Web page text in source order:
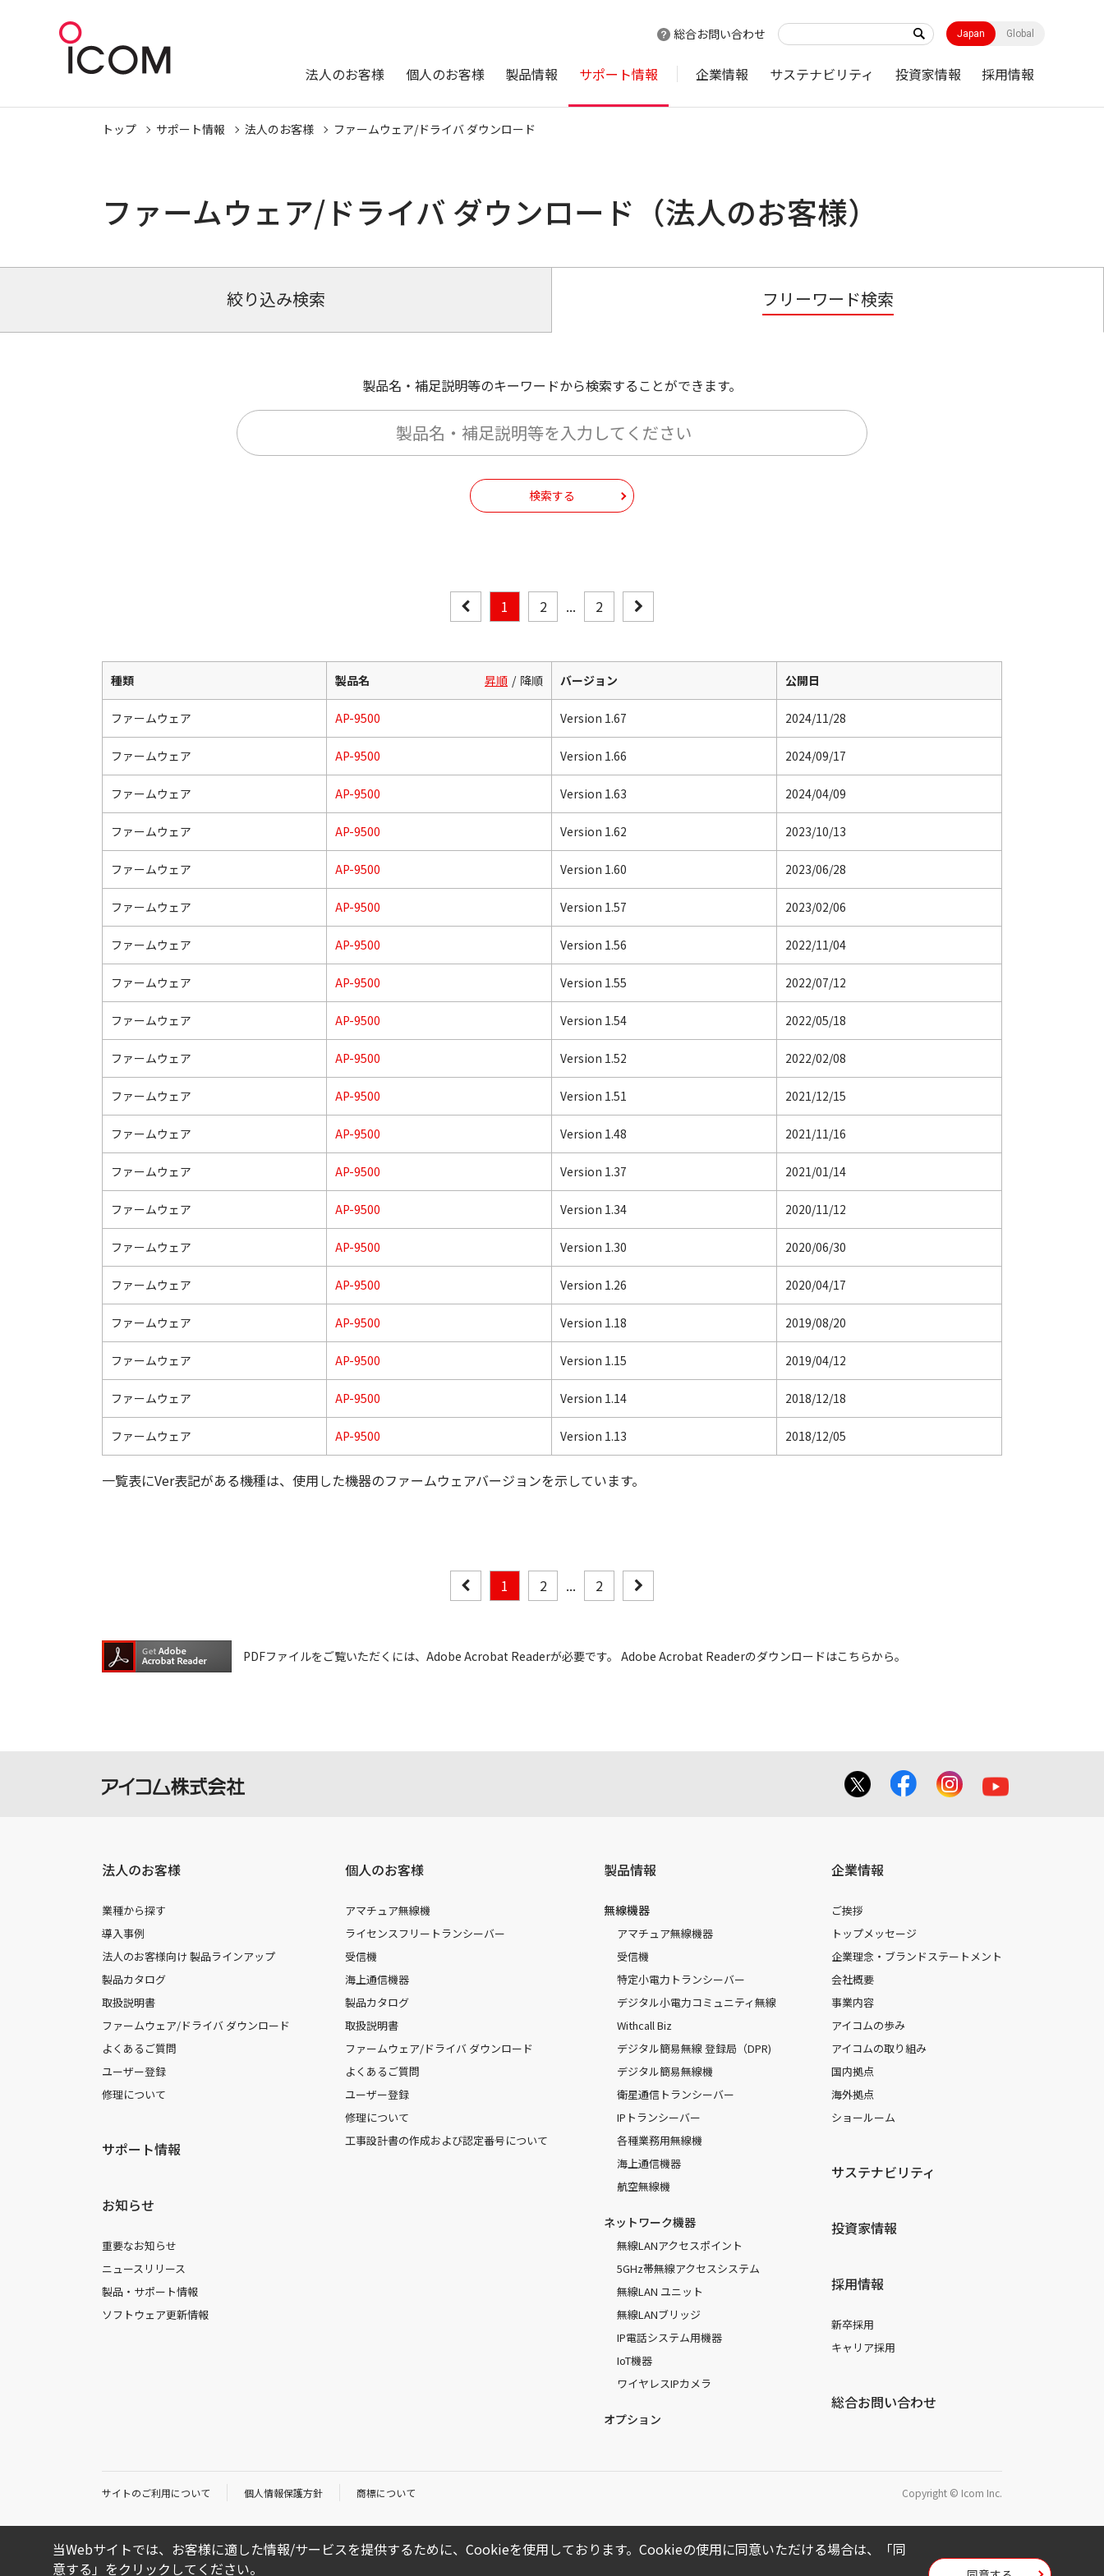
総合お問い合わせ Japan Global
法人のお客様 個人のお客様 製品情報 サポート情報 企業情報 サステナビリティ 投資家情報 採用情報
トップ サポート情報 法人のお客様 ファームウェア/ドライバ ダウンロード
ファームウェア/ドライバ ダウンロード（法人のお客様）
絞り込み検索 フリーワード検索
製品名・補足説明等のキーワードから検索することができます。
検索する
1 2 ... 2
種類 製品名 昇順 降順 バージョン 公開日
ファームウェア AP-9500 Version 1.67 2024/11/28
ファームウェア AP-9500 Version 1.66 2024/09/17
ファームウェア AP-9500 Version 1.63 2024/04/09
ファームウェア AP-9500 Version 1.62 2023/10/13
ファームウェア AP-9500 Version 1.60 2023/06/28
ファームウェア AP-9500 Version 1.57 2023/02/06
ファームウェア AP-9500 Version 1.56 2022/11/04
ファームウェア AP-9500 Version 1.55 2022/07/12
ファームウェア AP-9500 Version 1.54 2022/05/18
ファームウェア AP-9500 Version 1.52 2022/02/08
ファームウェア AP-9500 Version 1.51 2021/12/15
ファームウェア AP-9500 Version 1.48 2021/11/16
ファームウェア AP-9500 Version 1.37 2021/01/14
ファームウェア AP-9500 Version 1.34 2020/11/12
ファームウェア AP-9500 Version 1.30 2020/06/30
ファームウェア AP-9500 Version 1.26 2020/04/17
ファームウェア AP-9500 Version 1.18 2019/08/20
ファームウェア AP-9500 Version 1.15 2019/04/12
ファームウェア AP-9500 Version 1.14 2018/12/18
ファームウェア AP-9500 Version 1.13 2018/12/05
一覧表にVer表記がある機種は、使用した機器のファームウェアバージョンを示しています。
1 2 ... 2
PDFファイルをご覧いただくには、Adobe Acrobat Readerが必要です。 Adobe Acrobat Readerのダウンロードはこちらから。
法人のお客様
業種から探す
導入事例
法人のお客様向け 製品ラインアップ
製品カタログ
取扱説明書
ファームウェア/ドライバ ダウンロード
よくあるご質問
ユーザー登録
修理について
サポート情報
お知らせ
重要なお知らせ
ニュースリリース
製品・サポート情報
ソフトウェア更新情報
個人のお客様
アマチュア無線機
ライセンスフリートランシーバー
受信機
海上通信機器
製品カタログ
取扱説明書
ファームウェア/ドライバ ダウンロード
よくあるご質問
ユーザー登録
修理について
工事設計書の作成および認定番号について
製品情報
無線機器
アマチュア無線機器
受信機
特定小電力トランシーバー
デジタル小電力コミュニティ無線
Withcall Biz
デジタル簡易無線 登録局（DPR)
デジタル簡易無線機
衛星通信トランシーバー
IPトランシーバー
各種業務用無線機
海上通信機器
航空無線機
ネットワーク機器
無線LANアクセスポイント
5GHz帯無線アクセスシステム
無線LAN ユニット
無線LANブリッジ
IP電話システム用機器
IoT機器
ワイヤレスIPカメラ
オプション
企業情報
ご挨拶
トップメッセージ
企業理念・ブランドステートメント
会社概要
事業内容
アイコムの歩み
アイコムの取り組み
国内拠点
海外拠点
ショールーム
サステナビリティ
投資家情報
採用情報
新卒採用
キャリア採用
総合お問い合わせ
サイトのご利用について 個人情報保護方針 商標について Copyright © Icom Inc.
当Webサイトでは、お客様に適した情報/サービスを提供するために、Cookieを使用しております。Cookieの使用に同意いただける場合は、「同
意する」をクリックしてください。